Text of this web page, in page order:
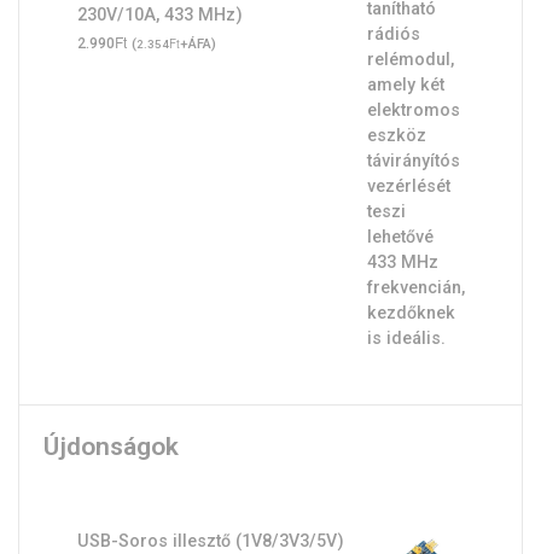
230V/10A, 433 MHz)
2.990Ft (2.354Ft+ÁFA)
Újdonságok
USB-Soros illesztő (1V8/3V3/5V)